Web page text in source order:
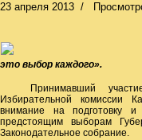
23 апреля 2013
это выбор каждого».
Принимавший
Избирательной комиссии
внимание на подготовку
предстоящим выборам
Законодательное собрание.